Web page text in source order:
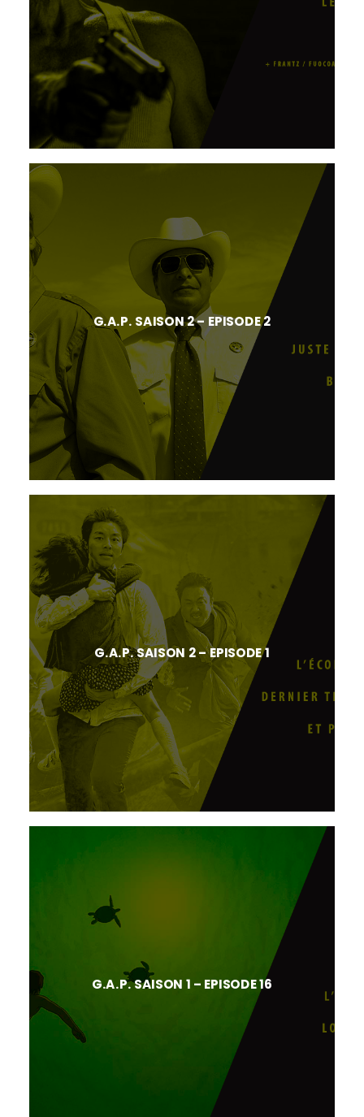
G.A.P. SAISON 2 – EPISODE 2
G.A.P. SAISON 2 – EPISODE 1
G.A.P. SAISON 1 – EPISODE 16